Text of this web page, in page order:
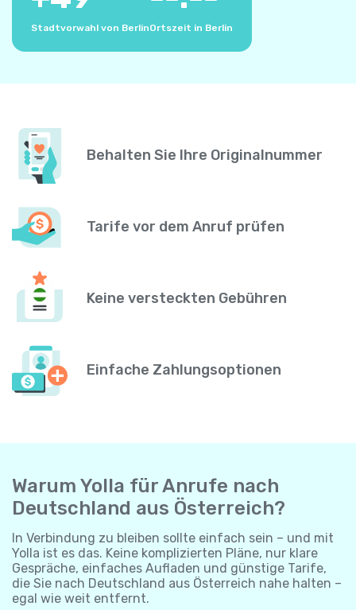
Stadtvorwahl von BerlinOrtszeit in Berlin
Behalten Sie Ihre Originalnummer
Tarife vor dem Anruf prüfen
Keine versteckten Gebühren
Einfache Zahlungsoptionen
Warum Yolla für Anrufe nach
Deutschland aus Österreich?
In Verbindung zu bleiben sollte einfach sein – und mit
Yolla ist es das. Keine komplizierten Pläne, nur klare
Gespräche, einfaches Aufladen und günstige Tarife,
die Sie nach Deutschland aus Österreich nahe halten –
egal wie weit entfernt.